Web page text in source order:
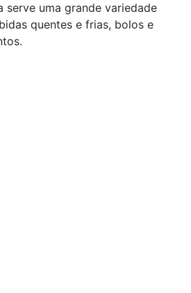
serve uma grande variedade
quentes e frias, bolos e